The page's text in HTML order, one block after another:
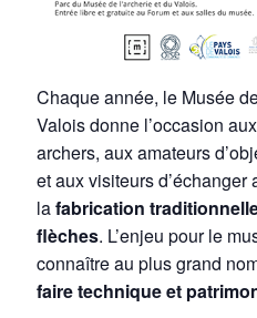
Chaque année, le Musée
Valois donne l’occasion
archers, aux amateurs
et aux visiteurs d’échanger
lafabrication
flèches. L’enjeu pour le
connaître au plus grand
faire technique et